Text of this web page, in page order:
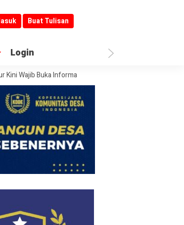
Buat Tulisan
Login
Informasi Jombang Jadi Kiblat Layanan Publik: